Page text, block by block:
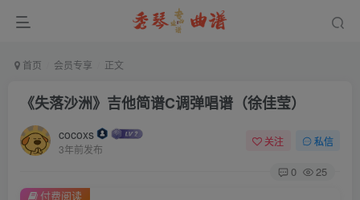
首页 会员专享 正文
《失落沙洲》吉他简谱C调弹唱谱（徐佳莹）
cocoxs
3年前发布
关注 私信
0 25
付费阅读